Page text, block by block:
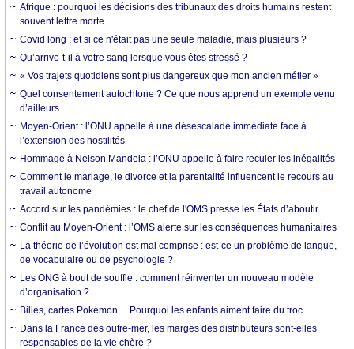
Afrique : pourquoi les décisions des tribunaux des droits humains restent
souvent lettre morte
Covid long : et si ce n'était pas une seule maladie, mais plusieurs ?
Qu’arrive-t-il à votre sang lorsque vous êtes stressé ?
« Vos trajets quotidiens sont plus dangereux que mon ancien métier »
Quel consentement autochtone ? Ce que nous apprend un exemple venu
d’ailleurs
Moyen-Orient : l’ONU appelle à une désescalade immédiate face à
l’extension des hostilités
Hommage à Nelson Mandela : l’ONU appelle à faire reculer les inégalités
Comment le mariage, le divorce et la parentalité influencent le recours au
travail autonome
Accord sur les pandémies : le chef de l'OMS presse les États d’aboutir
Conflit au Moyen-Orient : l’OMS alerte sur les conséquences humanitaires
La théorie de l’évolution est mal comprise : est-ce un problème de langue,
de vocabulaire ou de psychologie ?
Les ONG à bout de souffle : comment réinventer un nouveau modèle
d’organisation ?
Billes, cartes Pokémon… Pourquoi les enfants aiment faire du troc
Dans la France des outre-mer, les marges des distributeurs sont-elles
responsables de la vie chère ?